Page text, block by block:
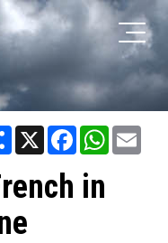
Share X Facebook
in